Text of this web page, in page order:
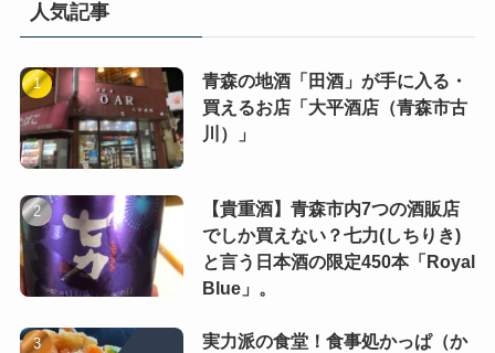
人気記事
青森の地酒「田酒」が手に入る・
買えるお店「大平酒店（青森市古
川）」
【貴重酒】青森市内7つの酒販店
でしか買えない？七力(しちりき)
と言う日本酒の限定450本「Royal
Blue」。
実力派の食堂！食事処かっぱ（か